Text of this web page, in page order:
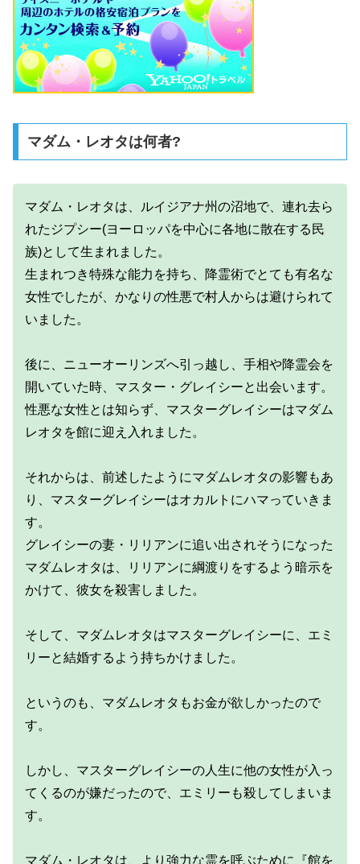
マダム・レオタは何者?
マダム・レオタは、ルイジアナ州の沼地で、連れ去ら
れたジプシー(ヨーロッパを中心に各地に散在する民
族)として生まれました。
生まれつき特殊な能力を持ち、降霊術でとても有名な
女性でしたが、かなりの性悪で村人からは避けられて
いました。
後に、ニューオーリンズへ引っ越し、手相や降霊会を
開いていた時、マスター・グレイシーと出会います。
性悪な女性とは知らず、マスターグレイシーはマダム
レオタを館に迎え入れました。
それからは、前述したようにマダムレオタの影響もあ
り、マスターグレイシーはオカルトにハマっていきま
す。
グレイシーの妻・リリアンに追い出されそうになった
マダムレオタは、リリアンに綱渡りをするよう暗示を
かけて、彼女を殺害しました。
そして、マダムレオタはマスターグレイシーに、エミ
リーと結婚するよう持ちかけました。
というのも、マダムレオタもお金が欲しかったので
す。
しかし、マスターグレイシーの人生に他の女性が入っ
てくるのが嫌だったので、エミリーも殺してしまいま
す。
マダム・レオタは、より強力な霊を呼ぶために『館を